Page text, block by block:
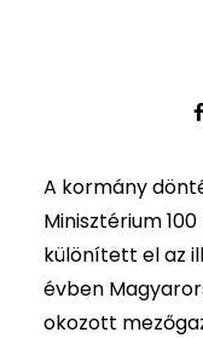
A kormány
Minisztérium
különített el az
évben
okozott